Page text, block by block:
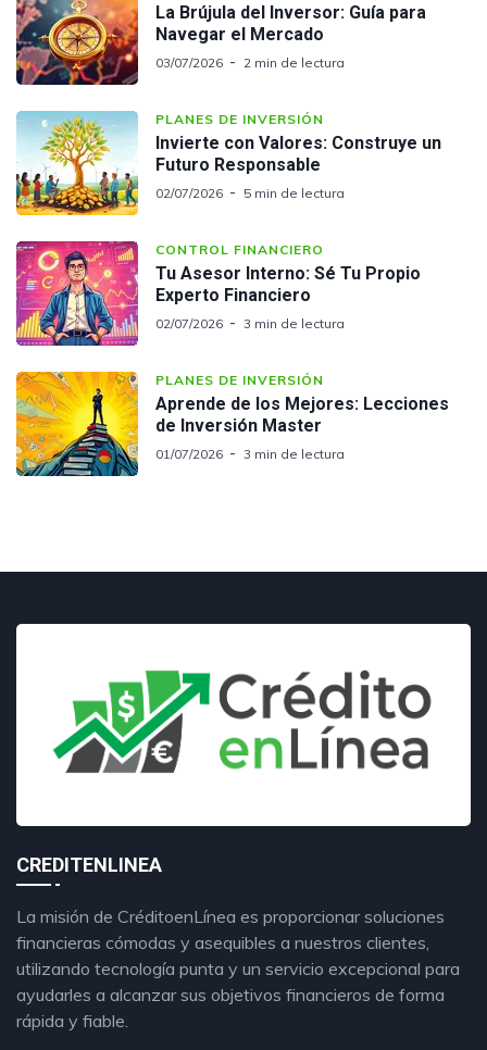
La Brújula del Inversor: Guía para
Navegar el Mercado
03/07/2026 2 min de lectura
PLANES DE INVERSIÓN
Invierte con Valores: Construye un
Futuro Responsable
02/07/2026 5 min de lectura
CONTROL FINANCIERO
Tu Asesor Interno: Sé Tu Propio
Experto Financiero
02/07/2026 3 min de lectura
PLANES DE INVERSIÓN
Aprende de los Mejores: Lecciones
de Inversión Master
01/07/2026 3 min de lectura
CREDITENLINEA
La misión de CréditoenLínea es proporcionar soluciones
financieras cómodas y asequibles a nuestros clientes,
utilizando tecnología punta y un servicio excepcional para
ayudarles a alcanzar sus objetivos financieros de forma
rápida y fiable.